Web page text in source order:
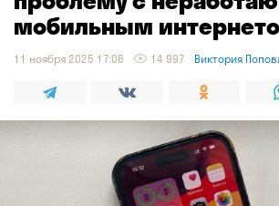
мобильным
11 ноября 2025 17:06 14 997 Виктория